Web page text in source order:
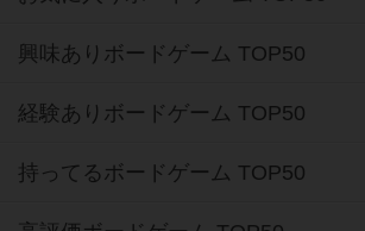
興味ありボードゲーム TOP50
経験ありボードゲーム TOP50
持ってるボードゲーム TOP50